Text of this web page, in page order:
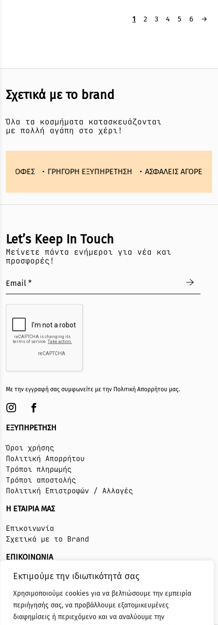
Εκτιμούμε την ιδιωτικότητά σας
Χρησιμοποιούμε cookies για να βελτιώσουμε την εμπειρία
περιήγησής σας, να προβάλλουμε εξατομικευμένες
διαφημίσεις ή περιεχόμενο και να αναλύουμε την
1 2 3 4 5 6 →
Σχετικά με το brand
Όλα τα κοσμήματα κατασκευάζονται
με πολλή αγάπη στο χέρι!
ΓΡΗΓΟΡΗ ΕΞΥΠΗΡΕΤΗΣΗ ΑΣΦΑΛΕΙΣ ΑΓΟΡΕΣ
Let’s Keep In Touch
Mείνετε πάντα ενήμεροι για νέα και
προσφορές!
Με την εγγραφή σας συμφωνείτε με την Πολιτική Απορρήτου μας.
ΕΞΥΠΗΡΕΤΗΣΗ
Όροι χρήσης
Πολιτική Απορρήτου
Τρόποι πληρωμής
Τρόποι αποστολής
Πολιτική Επιστροφών / Αλλαγές
Η ΕΤΑΙΡΙΑ ΜΑΣ
Επικοινωνία
Σχετικά με το Brand
ΕΠΙΚΟΙΝΩΝΙΑ
T:6942025862
E:info@sofiathalassinou.com